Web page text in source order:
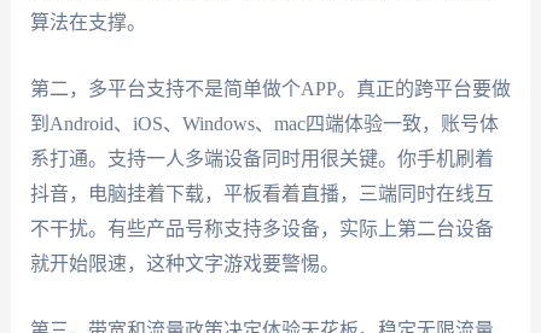
算法在支撑。
第二，多平台支持不是简单做个APP。真正的跨平台要做
到Android、iOS、Windows、mac四端体验一致，账号体
系打通。支持一人多端设备同时用很关键。你手机刷着
抖音，电脑挂着下载，平板看着直播，三端同时在线互
不干扰。有些产品号称支持多设备，实际上第二台设备
就开始限速，这种文字游戏要警惕。